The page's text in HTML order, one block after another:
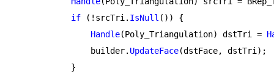
if (!srcTri. IsNull ()) {
Handle(Poly_Triangulation) dstTri =
                builder.
UpdateFace(dstFace, dstTri);
            }